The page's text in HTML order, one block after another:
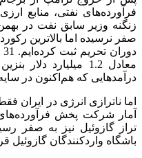
فرآورده‌های نفتی، منابع
زنگنه وزیر سابق نفت در بهمن
صفر نرسیده اما بالاترین
معادل 1.2 میلیارد
درآمدهایی که هم‌اکنون در
اما ناترازی انرژی در ایران
آمار شرکت پخش
تراز گازوئیل نیز به صفر
باشگاه واردکنندگان گازوئیل